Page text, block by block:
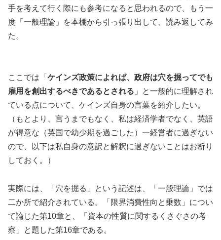
手を考えて行く際にも参考になると思われるので、もう一
度「一般理論」を本棚から引っ張り出して、読み返してみ
た。
ここでは「 ケインズ政策によれば、政府は穴を掘ってでも
雇用を創出するべきであるとされる 」と一般的に理解され
ている点について、ケインズ自身の言葉を紹介したい。
（もとより、言うまでもなく、私は経済学者でなく、英語
が得意な（英国で幼少期を過ごした）一経営者に過ぎない
ので、以下は私自身の意訳と解釈に過ぎないことはお断り
しておく。）
実際には、「穴を掘る」という記述は、「一般理論」では
二か所で紹介されている。「限界消費性向と乗数」につい
て論じた第10章と、「資本の性質に関するくさぐさの考
察」と題した第16章である。